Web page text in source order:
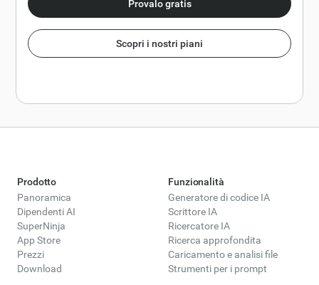
raccomandazioni attuabili per le startup in fase di pre-
avvio che desiderano raccogliere capitali.
Provalo gratis
Scopri i nostri piani
Prodotto
Panoramica
Dipendenti AI
SuperNinja
App Store
Prezzi
Download
Funzionalità
Generatore di codice IA
Scrittore IA
Ricercatore IA
Ricerca approfondita
Caricamento e analisi file
Strumenti per i prompt